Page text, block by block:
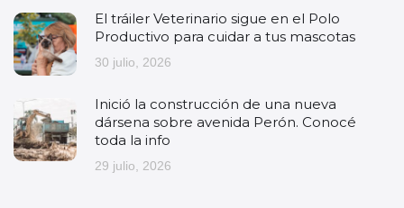
El tráiler Veterinario sigue en el Polo
Productivo para cuidar a tus mascotas
30 julio, 2026
Inició la construcción de una nueva
dársena sobre avenida Perón. Conocé
toda la info
29 julio, 2026